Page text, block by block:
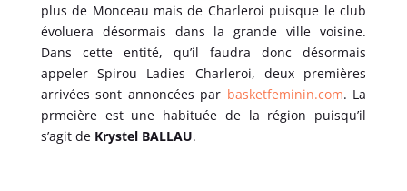
plus de Monceau mais de Charleroi puisque le club
évoluera désormais dans la grande ville voisine.
Dans cette entité, qu’il faudra donc désormais
appeler Spirou Ladies Charleroi, deux premières
arrivées sont annoncées par basketfeminin.com. La
prmeière est une habituée de la région puisqu’il
s’agit de Krystel BALLAU.